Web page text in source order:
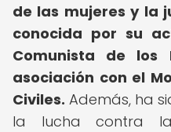
de las mujeres y la
conocida por su
Comunista de los
asociación con el
Civiles. Además, ha
la lucha contra